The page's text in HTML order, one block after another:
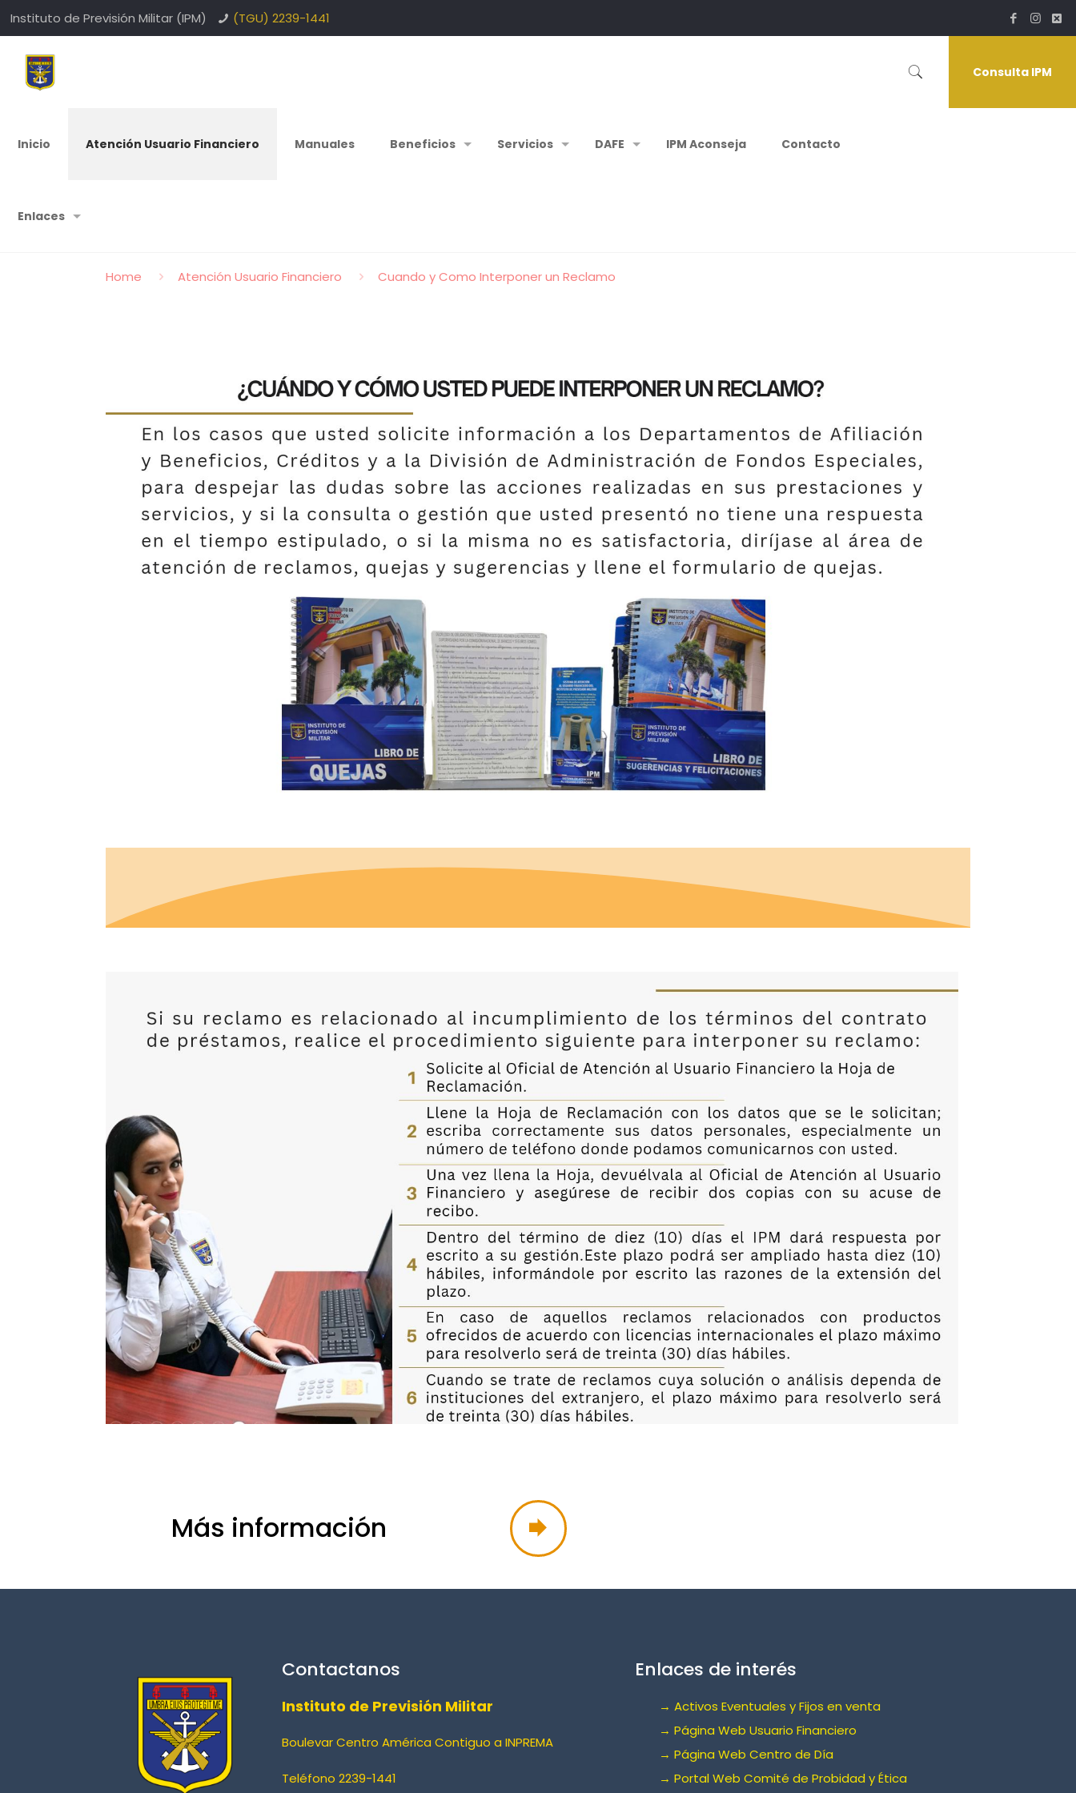
Instituto de Previsión Militar (IPM) (TGU) 2239-1441
Inicio Atención Usuario Financiero Manuales Beneficios Servicios DAFE IPM Aconseja Contacto
Enlaces
Consulta IPM
Home Atención Usuario Financiero Cuando y Como Interponer un Reclamo
Más información
Contactanos
Instituto de Previsión Militar
Boulevar Centro América Contiguo a INPREMA
Teléfono 2239-1441
Enlaces de interés
→ Activos Eventuales y Fijos en venta
→ Página Web Usuario Financiero
→ Página Web Centro de Día
→ Portal Web Comité de Probidad y Ética